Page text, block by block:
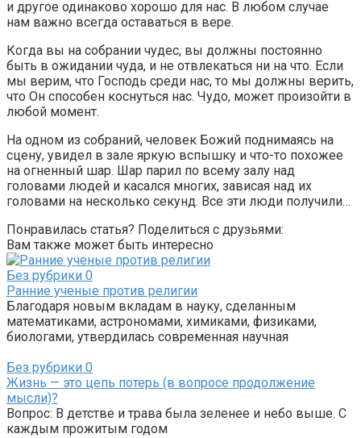
и другое одинаково хорошо для нас. В любом случае
нам важно всегда оставаться в вере.
Когда вы на собрании чудес, вы должны постоянно
быть в ожидании чуда, и не отвлекаться ни на что. Если
мы верим, что Господь среди нас, то мы должны верить,
что Он способен коснуться нас. Чудо, может произойти в
любой момент.
На одном из собраний, человек Божий поднимаясь на
сцену, увидел в зале яркую вспышку и что-то похожее
на огненный шар. Шар парил по всему залу над
головами людей и касался многих, зависая над их
головами на несколько секунд. Все эти люди получили…
Понравилась статья? Поделиться с друзьями:
Вам также может быть интересно
Без рубрики 0
Ранние ученые против религии
Благодаря новым вкладам в науку, сделанным
математиками, астрономами, химиками, физиками,
биологами, утвердилась современная научная
Без рубрики 0
Жизнь — это цепь потерь (в вопросе продолжение
мысли)?
Вопрос: В детстве и трава была зеленее и небо выше. С
каждым прожитым годом